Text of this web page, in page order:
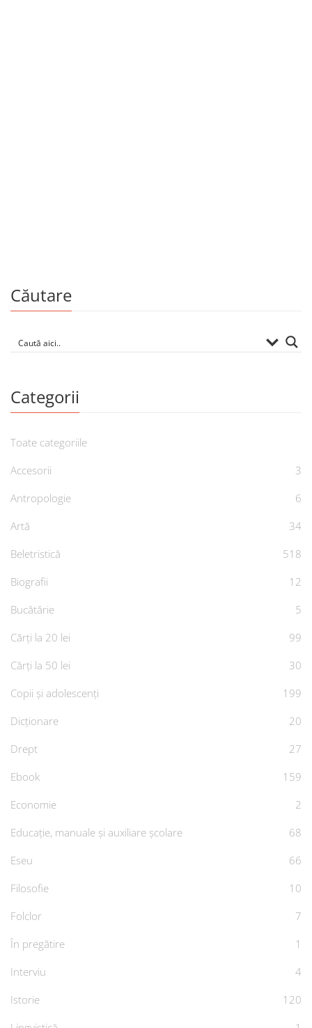
Căutare
Categorii
Toate categoriile
Accesorii
3
Antropologie
6
Artă
34
Beletristică
518
Biografii
12
Bucătărie
5
Cărți la 20 lei
99
Cărți la 50 lei
30
Copii și adolescenți
199
Dicționare
20
Drept
27
Ebook
159
Economie
2
Educație, manuale și auxiliare școlare
68
Eseu
66
Filosofie
10
Folclor
7
În pregătire
1
Interviu
4
Istorie
120